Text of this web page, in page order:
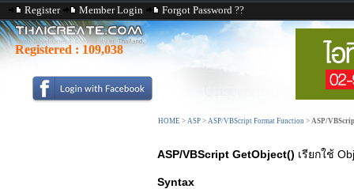
Register Member Login Forgot Password ??
Registered : 109,038
HOME > ASP > ASP/VBScript Format Function > ASP/
ASP/VBScript GetObject() เรียกใช้
Syntax